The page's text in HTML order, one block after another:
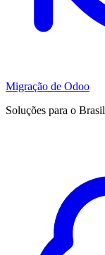
Migração de Odoo
Soluções para o Brasil